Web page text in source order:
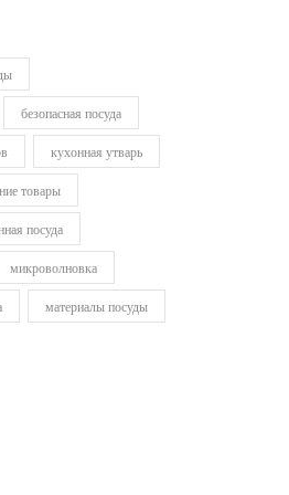
безопасная посуда
кухонная утварь
товары
посуда
микроволновка
материалы посуды